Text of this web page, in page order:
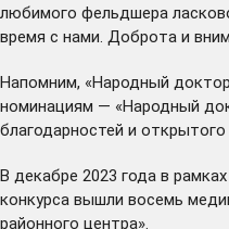
любимого фельдшера
время с нами. Доброта и
Напомним, «Народный
номинациям — «Народный
благодарностей и
В декабре 2023 года в
конкурса вышли восемь
районного центра».